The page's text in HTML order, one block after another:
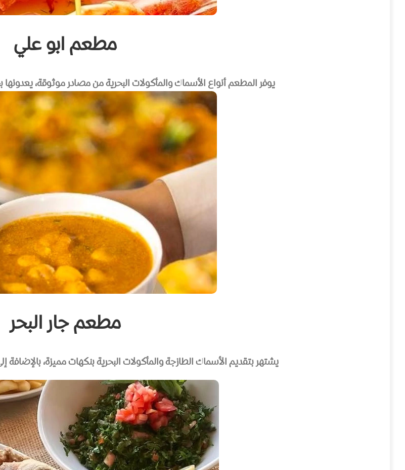
مطعم ابو علي
يوفر المطعم أنواع الأسماك والمأكولات البحرية من مصادر موثوقة،
مطعم جار البحر
يشتهر بتقديم الأسماك الطازجة والمأكولات البحرية بنكهات مميزة، بالإضافة